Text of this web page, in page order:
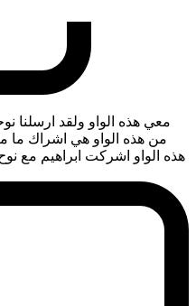
معي هذه الواو ولقد ارسلنا
من هذه الواو هي اشراك ما
هذه الواو اشركت ابراهيم مع